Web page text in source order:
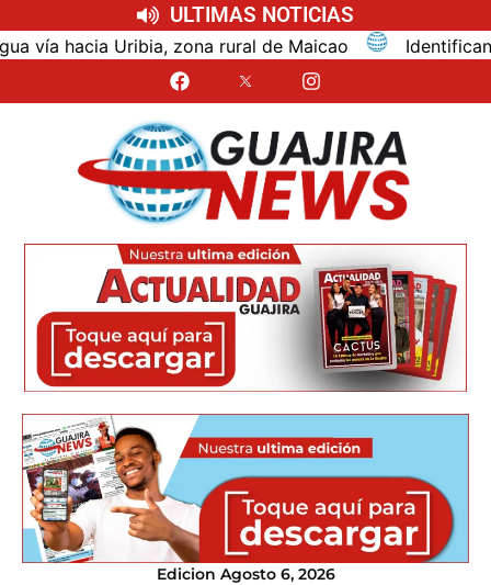
ULTIMAS NOTICIAS
zona rural de Maicao Identifican al turista
Edicion Agosto 6, 2026